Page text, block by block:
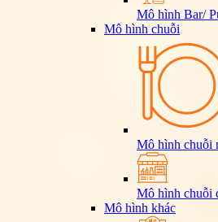
Mô hình Bar/
Mô hình chuỗi
Mô hình chuỗi
Mô hình chuỗi
Mô hình khác